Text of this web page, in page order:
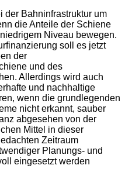
der Bahninfrastruktur um
die Anteile der Schiene
Niveau bewegen.
soll es jetzt
der
und des
Allerdings wird auch
und nachhaltige
wenn die grundlegenden
nicht erkannt, sauber
abgesehen von der
Mittel in dieser
Zeitraum
Planungs- und
eingesetzt werden